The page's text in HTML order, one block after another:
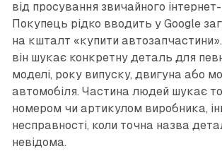
від просування звичайного
Покупець рідко вводить у Google
на кшталт «купити
він шукає конкретну деталь для
моделі, року випуску, двигуна або
автомобіля. Частина людей шукає
номером чи артикулом виробника,
несправності, коли точна назва
невідома.